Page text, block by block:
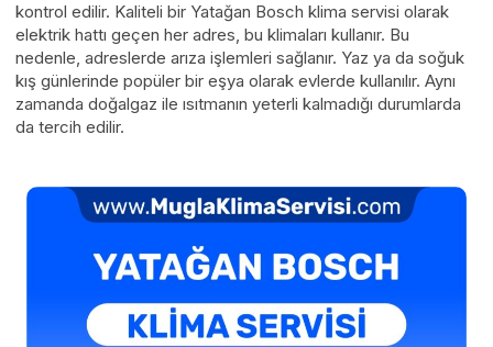
kontrol edilir. Kaliteli bir Yatağan Bosch klima servisi olarak
elektrik hattı geçen her adres, bu klimaları kullanır. Bu
nedenle, adreslerde arıza işlemleri sağlanır. Yaz ya da soğuk
kış günlerinde popüler bir eşya olarak evlerde kullanılır. Aynı
zamanda doğalgaz ile ısıtmanın yeterli kalmadığı durumlarda
da tercih edilir.